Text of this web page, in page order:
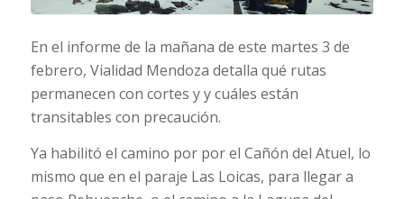
En el informe de la mañana de este martes 3 de
febrero, Vialidad Mendoza detalla qué rutas
permanecen con cortes y y cuáles están
transitables con precaución.
Ya habilitó el camino por por el Cañón del Atuel, lo
mismo que en el paraje Las Loicas, para llegar a